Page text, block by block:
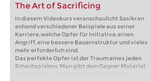
The Art of Sacrificing
In diesem Videokurs veranschaulicht Sasikran
anhand verschiedener Beispiele aus seiner
Karriere, welche Opfer für Initiative, einen
Angriff, eine bessere Bauernstruktur und vieles
mehr erforderlich sind.
Das perfekte Opfer ist der Traum eines jeden
Schachspielers. Man gibt dem Gegner Material,